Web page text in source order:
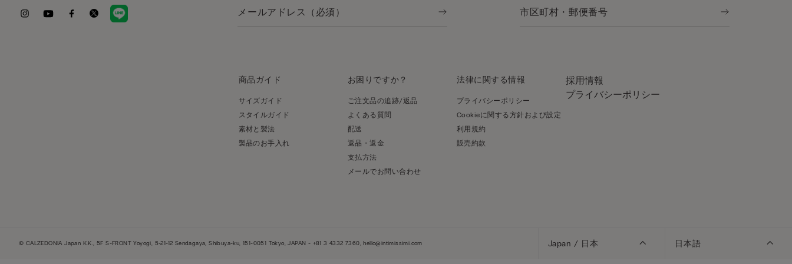
商品ガイド
サイズガイド
スタイルガイド
素材と製法
製品のお手入れ
お困りですか？
ご注文品の追跡/返品
よくある質問
配送
返品・返金
支払方法
メールでお問い合わせ
法律に関する情報
プライバシーポリシー
Cookieに関する方針および設定
利用規約
販売約款
採用情報
プライバシーポリシー
© CALZEDONIA Japan K.K., 5F S-FRONT Yoyogi, 5-21-12 Sendagaya, Shibuya-ku, 151-0051 Tokyo, JAPAN - +81 3 4332 7360, hello@intimissimi.com Japan / 日本 日本語